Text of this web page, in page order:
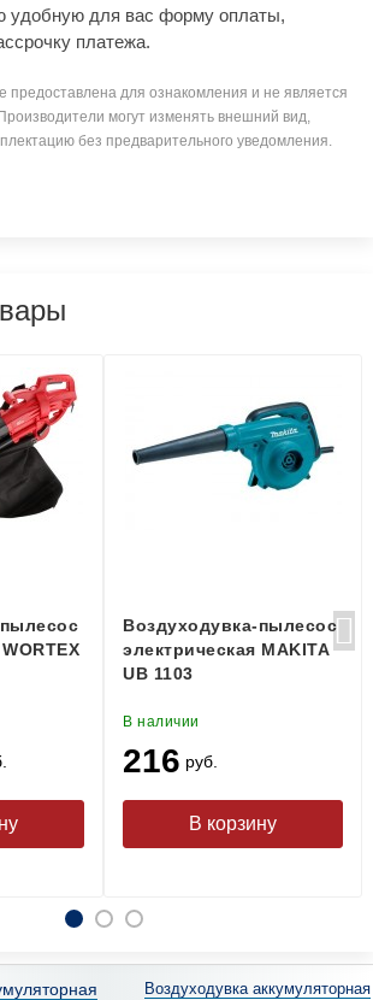
удобную для вас форму оплаты,
платежа.
для ознакомления и не является
могут изменять внешний вид,
без предварительного уведомления.
Воздуходувка-пылесос
электрическая MAKITA
UB 1103
В наличии
216 руб.
Воздуходувка аккумуляторная